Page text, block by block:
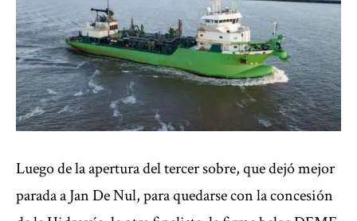
Luego de la apertura del tercer sobre, que dejó mejor
parada a Jan De Nul, para quedarse con la concesión